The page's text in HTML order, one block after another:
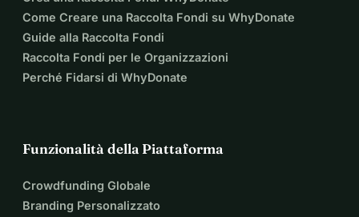
Come Creare una Raccolta Fondi su WhyDonate
Guide alla Raccolta Fondi
Raccolta Fondi per le Organizzazioni
Perché Fidarsi di WhyDonate
Funzionalità della Piattaforma
Crowdfunding Globale
Branding Personalizzato